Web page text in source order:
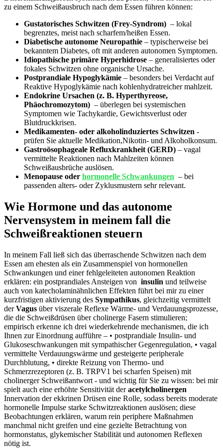
zu einem Schweißausbruch nach dem Essen​ führen⁣ können:
Gustatorisches​ Schwitzen⁢ (Frey-Syndrom) ‍ – lokal
begrenztes, meist nach scharfem/heißen Essen.
Diabetische autonome Neuropathie – typischerweise bei
bekanntem⁢ Diabetes, oft‌ mit anderen autonomen Symptomen.
Idiopathische⁣ primäre Hyperhidrose – generalisiertes oder
fokales Schwitzen ohne organische Ursache.
Postprandiale Hypoglykämie – besonders bei Verdacht ‌auf
‌Reaktive Hypoglykämie nach kohlenhydratreicher mahlzeit.
Endokrine Ursachen (z. B. Hyperthyreose,​
Phäochromozytom) ‍ – überlegen bei systemischen
Symptomen wie Tachykardie, Gewichtsverlust oder
Blutdruckkrisen.
Medikamenten- oder ⁣alkoholinduziertes Schwitzen ‌-
prüfen Sie aktuelle‌ Medikation,Nikotin- und Alkoholkonsum.
Gastroösophageale⁢ Refluxkrankheit ⁤(GERD) – vagal
vermittelte Reaktionen nach Mahlzeiten können
‌Schweißausbrüche auslösen.
Menopause oder hormonelle Schwankungen ⁢ – bei
passenden alters- ⁢oder Zyklusmustern sehr‌ relevant.
Wie ‍Hormone ⁢und das autonome ​
Nervensystem in meinem fall die
Schweißreaktionen steuern
In meinem Fall ⁢ließ sich das überraschende Schwitzen ⁤nach dem
Essen am ehesten als ein ⁤Zusammenspiel‍ von hormonellen
Schwankungen⁣ und einer fehlgeleiteten autonomen Reaktion
erklären:‌ ein postprandiales​ Ansteigen von ​ insulin und​ teilweise
‌auch‍ von katecholaminähnlichen Effekten führt bei mir zu einer
kurzfristigen aktivierung des Sympathikus, gleichzeitig ⁣vermittelt⁣
der‌Vagus über viszerale⁤ Reflexe Wärme-​ und Verdauungsprozesse,
die ⁣die⁣ Schweißdrüsen über ‍cholinerge Fasern stimulieren;
empirisch erkenne ich drei ​wiederkehrende mechanismen, ⁣die ich
Ihnen zur Einordnung aufführe – • postprandiale​ Insulin-⁣ und​
Glukoseschwankungen‌ mit​ sympathischer Gegenregulation, • vagal
vermittelte ⁢Verdauungswärme und gesteigerte peripherale
‍Durchblutung,⁣ • ‍direkte‌ Reizung von​ Thermo- ⁢und
Schmerzrezeptoren ‍(z. B. TRPV1 bei ⁢scharfen Speisen) mit
cholinerger Schweißantwort -‌ und ⁣wichtig für Sie zu ​wissen:‍ bei⁣ mir
spielt​ auch ⁣eine ⁤erhöhte Sensitivität​ deracetylcholinergen
Innervation⁢ der ekkrinen ​Drüsen eine Rolle, sodass ⁣bereits moderate
hormonelle⁢ Impulse starke Schwitzreaktionen auslösen; diese
Beobachtungen erklären, warum rein periphere Maßnahmen
manchmal nicht greifen und eine‌ gezielte ​Betrachtung⁣ von
hormonstatus, ‌glykemischer⁣ Stabilität und autonomen ⁢Reflexen
nötig ist.